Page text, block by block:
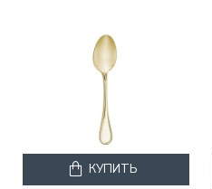
КУПИТЬ